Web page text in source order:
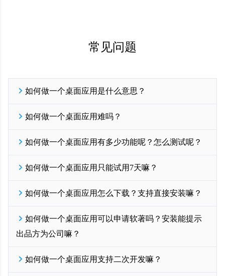
常见问题
如何做一个桌面应用是什么意思？
一键打包成windows电脑可安装的EXE文件，实现快捷简单的低代码
开发软件能力；在线网站打包支持windows系统32位和64位安装包一
键生成，只要有PC网站就可以制作电脑端桌面软件，可大幅降低桌
面软件开发的技术门槛和各项成本。
开发EXE从一门开始！免费试用
如何做一个桌面应用难吗？
整个exe打包过程非常的简单：您只需要注册成为一门开发者会员，
登录一门开发平台，点击新建应用，输入您的PC网站地址URL，上
传软件LOGO（1024*1024像素）之后点击【生成安装包】按钮，即
可一键在线生成，整个过程耗时只需要3-5分钟。
开发EXE从一门开始！免费试用
如何做一个桌面应用有多少功能呢？怎么测试呢？
如果现有功能不能满足您的需求，您可以联系我们右侧在线客服，
我们支持功能的定制开发；
一门所有功能都可以免费试用7天，在开发者后台【配置】-【配置
电脑版】找到需要测试的功能，点击左侧功能图标即可进行配置；
配置好之后点击保存，点击左侧导航【生成安装包】按钮生成新版
exe，安装新版exe即可体验功能了。
如何做一个桌面应用只能试用7天嘛？
您可以先注册成为一门开发者会员，先进行测试体验，满意后再付
费开通正式版；
如果试用期7天不够完整测试，您还可以联系我们右侧在线客服，我
们很乐意为您延长试用期，但原则上整个试用期不超过2周。
开发EXE从一门开始！
如何做一个桌面应用怎么下载？支持直接安装嘛？
一门应用开发者后台可以直接生成32位和64位的exe安装包，根据自
己电脑系统选择下载，之后可直接安装打包电脑上，并在桌面生成
软件快捷打开图标
由于exe安装包比较大，我们仅提供开发者下载，您可以在开发者后
台【生成安装包】页面直接下载exe到您的本地电脑
如何做一个桌面应用可以申请软著吗？安装能提示
出品方为公司嘛？
直接后台下单即可；
2. 电脑安装提示出品方为公司，显示公司名字，这个需要申请
如何做一个桌面应用支持二次开发嘛？